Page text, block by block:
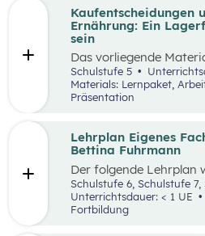
durch Kooperation bei
zwischenmenschliche
und sogenannte 21
st
Kaufentscheidungen
Ernährung: Ein
sein
Das vorliegende
Kaufentscheidungen,
Lebensmitteln, dem
nachhaltige Ernährung
sein“aufgebaut. Mit
Materialien können die
werden.
Schulstufe 5
Materials: Lernpaket,
Präsentation
Lehrplan Eigenes
Bettina Fuhrmann
Der folgende Lehrplan
Unterrichtsgegenstand
Schulpiloten der
Wirtschaftsbildung
verstehen und
Unterrichtsdauer: < 1 UE
Fortbildung